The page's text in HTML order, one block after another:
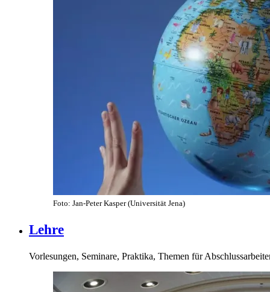
Foto: Jan-Peter Kasper (Universität Jena)
Lehre
Vorlesungen, Seminare, Praktika, Themen für